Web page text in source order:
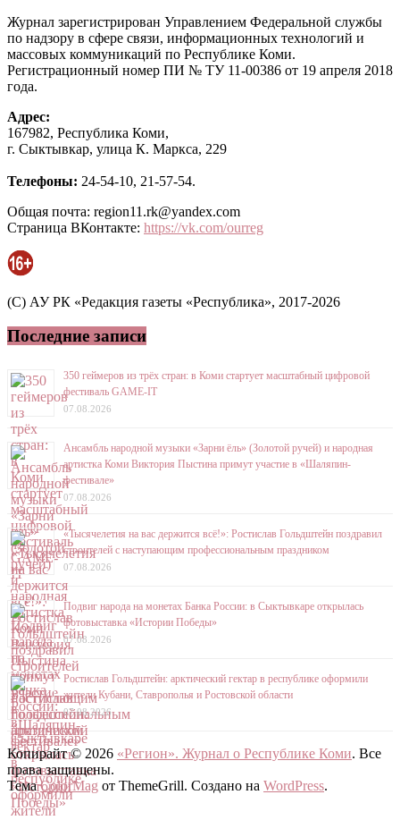
Журнал зарегистрирован Управлением Федеральной службы
по надзору в сфере связи, информационных технологий и
массовых коммуникаций по Республике Коми.
Регистрационный номер ПИ № ТУ 11-00386 от 19 апреля 2018
года.
Адрес:
167982, Республика Коми,
г. Сыктывкар, улица К. Маркса, 229
Телефоны: 24-54-10, 21-57-54.
Общая почта: region11.rk@yandex.com
Страница ВКонтакте: https://vk.com/ourreg
(C) АУ РК «Редакция газеты «Республика», 2017-2026
Последние записи
350 геймеров из трёх стран: в Коми стартует масштабный цифровой
фестиваль GAME-IT
07.08.2026
Ансамбль народной музыки «Зарни ёль» (Золотой ручей) и народная
артистка Коми Виктория Пыстина примут участие в «Шаляпин-
фестивале»
07.08.2026
«Тысячелетия на вас держится всё!»: Ростислав Гольдштейн поздравил
строителей с наступающим профессиональным праздником
07.08.2026
Подвиг народа на монетах Банка России: в Сыктывкаре открылась
фотовыставка «Истории Победы»
07.08.2026
Ростислав Гольдштейн: арктический гектар в республике оформили
жители Кубани, Ставрополья и Ростовской области
07.08.2026
Копирайт © 2026 «Регион». Журнал о Республике Коми. Все
права защищены.
ТемаColorMag от ThemeGrill. Создано на WordPress.